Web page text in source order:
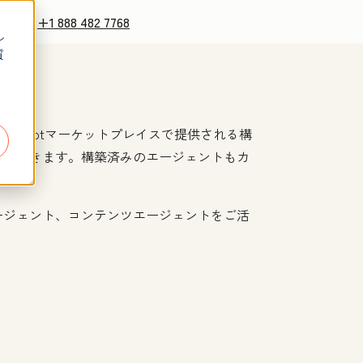
+1 888 482 7768
マーケットプレイスで提供される構
できます。構築済みのエージェントもカ
ェント、コンテンツエージェントをご活